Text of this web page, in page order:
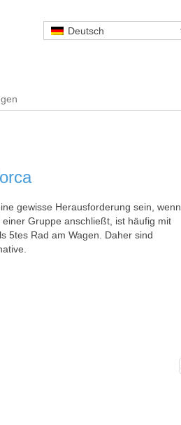
Deutsch
gewisse Herausforderung sein, wenn
Gruppe anschließt, ist häufig mit
5tes Rad am Wagen. Daher sind